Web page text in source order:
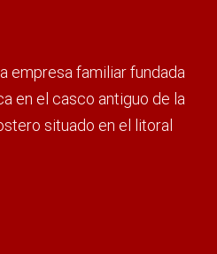
empresa familiar fundada
en el casco antiguo de la
situado en el litoral